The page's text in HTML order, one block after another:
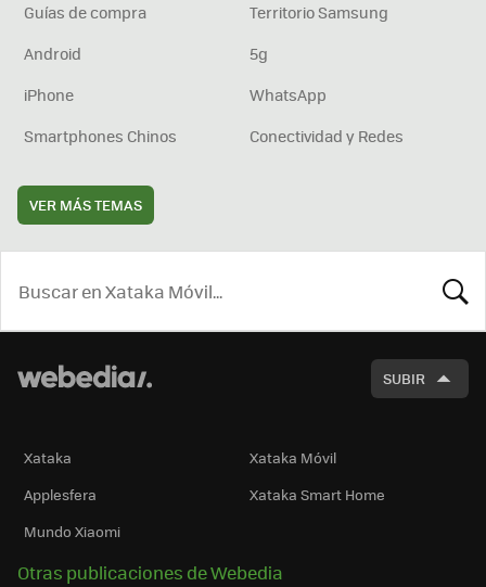
Guías de compra
Territorio Samsung
Android
5g
iPhone
WhatsApp
Smartphones Chinos
Conectividad y Redes
VER MÁS TEMAS
SUBIR
Xataka
Xataka Móvil
Applesfera
Xataka Smart Home
Mundo Xiaomi
Otras publicaciones de Webedia